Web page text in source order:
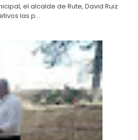
el alcalde de Rute, David Ruiz
las p...